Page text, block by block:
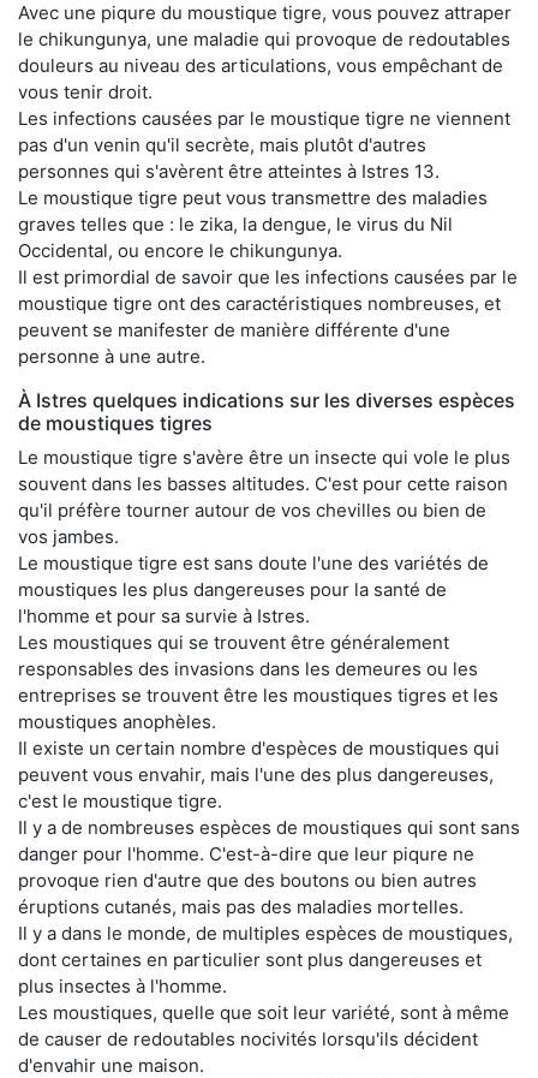
Avec une piqure du moustique tigre, vous pouvez attraper
le chikungunya, une maladie qui provoque de redoutables
douleurs au niveau des articulations, vous empêchant de
vous tenir droit.
Les infections causées par le moustique tigre ne viennent
pas d'un venin qu'il secrète, mais plutôt d'autres
personnes qui s'avèrent être atteintes à Istres 13.
Le moustique tigre peut vous transmettre des maladies
graves telles que : le zika, la dengue, le virus du Nil
Occidental, ou encore le chikungunya.
Il est primordial de savoir que les infections causées par le
moustique tigre ont des caractéristiques nombreuses, et
peuvent se manifester de manière différente d'une
personne à une autre.
À Istres quelques indications sur les diverses espèces
de moustiques tigres
Le moustique tigre s'avère être un insecte qui vole le plus
souvent dans les basses altitudes. C'est pour cette raison
qu'il préfère tourner autour de vos chevilles ou bien de
vos jambes.
Le moustique tigre est sans doute l'une des variétés de
moustiques les plus dangereuses pour la santé de
l'homme et pour sa survie à Istres.
Les moustiques qui se trouvent être généralement
responsables des invasions dans les demeures ou les
entreprises se trouvent être les moustiques tigres et les
moustiques anophèles.
Il existe un certain nombre d'espèces de moustiques qui
peuvent vous envahir, mais l'une des plus dangereuses,
c'est le moustique tigre.
Il y a de nombreuses espèces de moustiques qui sont sans
danger pour l'homme. C'est-à-dire que leur piqure ne
provoque rien d'autre que des boutons ou bien autres
éruptions cutanés, mais pas des maladies mortelles.
Il y a dans le monde, de multiples espèces de moustiques,
dont certaines en particulier sont plus dangereuses et
plus insectes à l'homme.
Les moustiques, quelle que soit leur variété, sont à même
de causer de redoutables nocivités lorsqu'ils décident
d'envahir une maison.